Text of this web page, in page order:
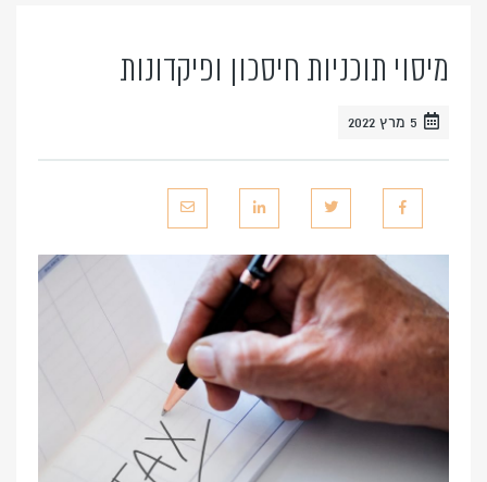
מיסוי תוכניות חיסכון ופיקדונות
5 מרץ 2022